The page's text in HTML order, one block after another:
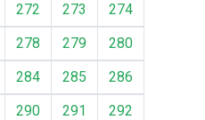
272 273
274
278 279
280
284 285
286
290 291
292